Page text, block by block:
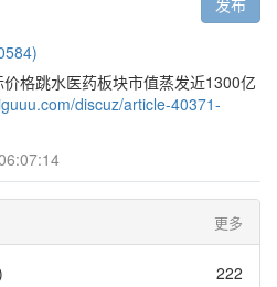
发布
格跳水医药板块市值蒸发近1300亿
discuz/article-40371-
更多
222